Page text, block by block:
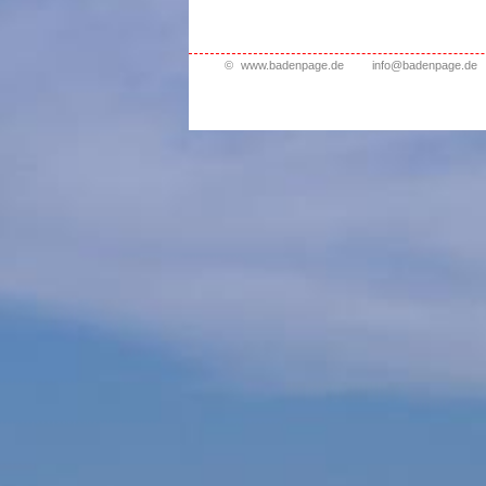
© www.badenpage.de info@badenpage.de